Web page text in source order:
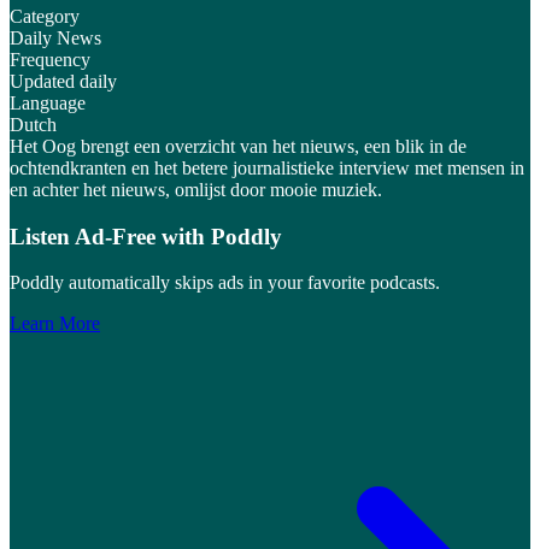
Category
Daily News
Frequency
Updated daily
Language
Dutch
Het Oog brengt een overzicht van het nieuws, een blik in de
ochtendkranten en het betere journalistieke interview met mensen in
en achter het nieuws, omlijst door mooie muziek.
Listen Ad-Free with Poddly
Poddly automatically skips ads in your favorite podcasts.
Learn More